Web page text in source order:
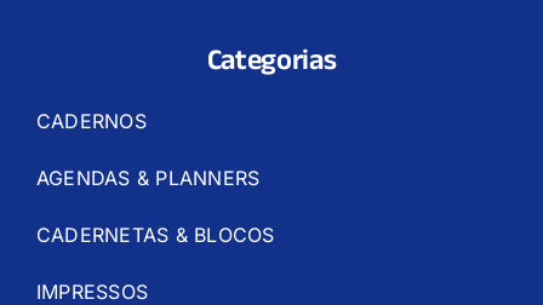
Categorias
CADERNOS
AGENDAS & PLANNERS
CADERNETAS & BLOCOS
IMPRESSOS